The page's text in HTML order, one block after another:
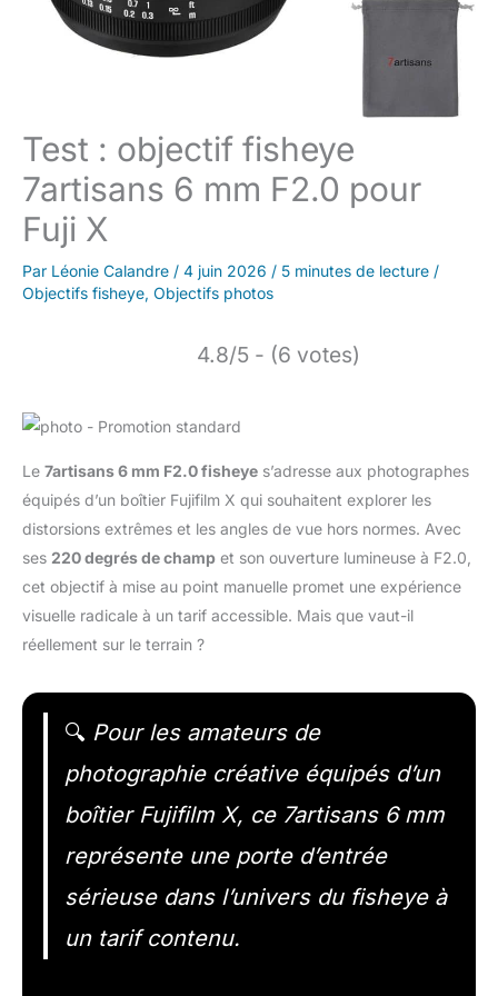
Test : objectif fisheye
7artisans 6 mm F2.0 pour
Fuji X
Par Léonie Calandre / 4 juin 2026 / 5 minutes de lecture /
Objectifs fisheye, Objectifs photos
4.8/5 - (6 votes)
Le 7artisans 6 mm F2.0 fisheye s’adresse aux photographes
équipés d’un boîtier Fujifilm X qui souhaitent explorer les
distorsions extrêmes et les angles de vue hors normes. Avec
ses 220 degrés de champ et son ouverture lumineuse à F2.0,
cet objectif à mise au point manuelle promet une expérience
visuelle radicale à un tarif accessible. Mais que vaut-il
réellement sur le terrain ?
🔍 Pour les amateurs de
photographie créative équipés d’un
boîtier Fujifilm X, ce 7artisans 6 mm
représente une porte d’entrée
sérieuse dans l’univers du fisheye à
un tarif contenu.